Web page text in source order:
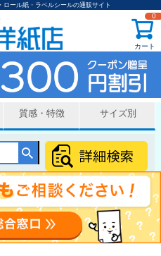
ール紙・ラベルシールの通販サイト
カート
0
質感・特徴 サイズ別